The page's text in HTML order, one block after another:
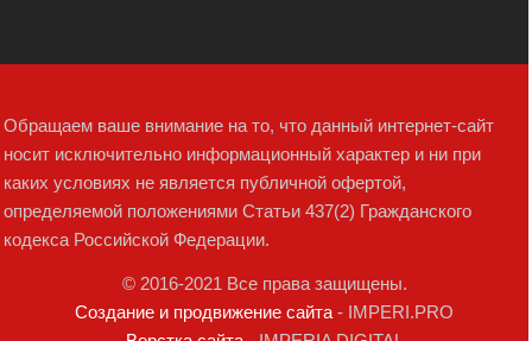
Обращаем ваше внимание на то, что данный интернет-сайт
носит исключительно информационный характер и ни при
каких условиях не является публичной офертой,
определяемой положениями Статьи 437(2) Гражданского
кодекса Российской Федерации.
© 2016-2021 Все права защищены.
Создание и продвижение сайта - IMPERI.PRO